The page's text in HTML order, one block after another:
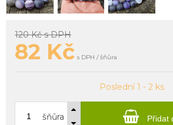
120 Kčs DPH
82 Kč s DPH / šňůra
Poslední 1 - 2 ks
šňůra Přidat